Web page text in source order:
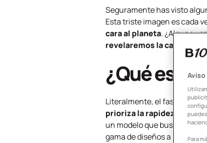
Seguramente has visto
Esta triste imagen es cada
cara al planeta. ¿Alguna
revelaremos la cara
¿Qué es el
Literalmente, elfast fashion
prioriza la rapidez con la
un modelo que busca
gama de diseños a
Para